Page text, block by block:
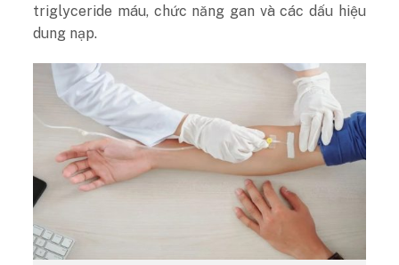
triglyceride máu, chức năng gan và các dấu hiệu
dung nạp.